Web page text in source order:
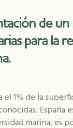
de
para la
1% de la
España
marina, es